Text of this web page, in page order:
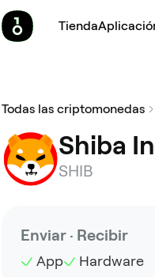
Tienda
Todas las criptomonedas
Shiba
SHIB
Enviar · Recibir
App Hardware